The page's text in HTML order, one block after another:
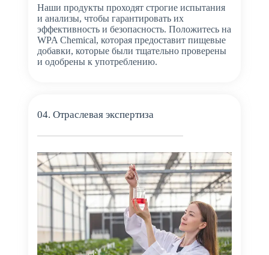
Наши продукты проходят строгие испытания
и анализы, чтобы гарантировать их
эффективность и безопасность. Положитесь на
WPA Chemical, которая предоставит пищевые
добавки, которые были тщательно проверены
и одобрены к употреблению.
04. Отраслевая экспертиза